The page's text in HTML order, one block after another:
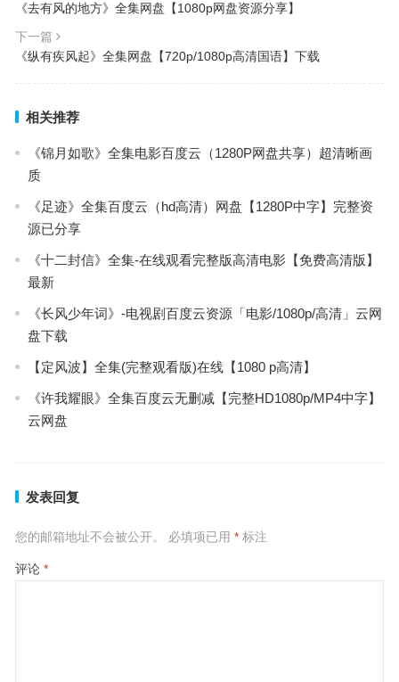
《去有风的地方》全集网盘【1080p网盘资源分享】
下一篇
《纵有疾风起》全集网盘【720p/1080p高清国语】下载
相关推荐
《锦月如歌》全集电影百度云（1280P网盘共享）超清晰画
质
《足迹》全集百度云（hd高清）网盘【1280P中字】完整资
源已分享
《十二封信》全集-在线观看完整版高清电影【免费高清版】
最新
《长风少年词》-电视剧百度云资源「电影/1080p/高清」云网
盘下载
【定风波】全集(完整观看版)在线【1080 p高清】
《许我耀眼》全集百度云无删减【完整HD1080p/MP4中字】
云网盘
发表回复
您的邮箱地址不会被公开。 必填项已用 *标注
评论 *